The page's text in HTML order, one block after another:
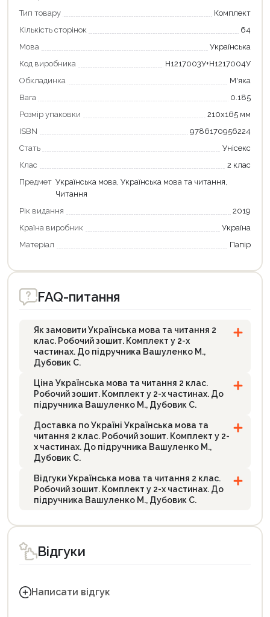
Тип товару
Комплект
Кількість сторінок
64
Мова
Українська
Код виробника
Н1217003У+Н1217004У
Обкладинка
М'яка
Вага
0.185
Розмір упаковки
210х165 мм
ISBN
9786170956224
Стать
Унісекс
Клас
2 клас
Предмет Українська мова, Українська мова та читання,
Читання
Рік видання
2019
Країна виробник
Україна
Матеріал
Папір
FAQ-питання
Як замовити Українська мова та читання 2
клас. Робочий зошит. Комплект у 2-х
частинах. До підручника Вашуленко М.,
Дубовик С.
Ціна Українська мова та читання 2 клас.
Робочий зошит. Комплект у 2-х частинах. До
підручника Вашуленко М., Дубовик С.
Доставка по Україні Українська мова та
читання 2 клас. Робочий зошит. Комплект у 2-
х частинах. До підручника Вашуленко М.,
Дубовик С.
Відгуки Українська мова та читання 2 клас.
Робочий зошит. Комплект у 2-х частинах. До
підручника Вашуленко М., Дубовик С.
Відгуки
Написати відгук
Продовжити покупки
Оформити замовлення